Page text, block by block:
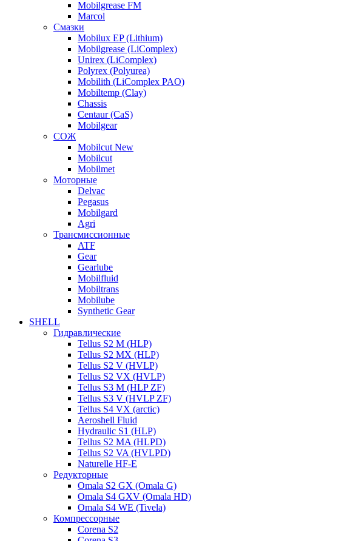
Mobilgrease FM
Marcol
Смазки
Mobilux EP (Lithium)
Mobilgrease (LiComplex)
Unirex (LiComplex)
Polyrex (Polyurea)
Mobilith (LiComplex PAO)
Mobiltemp (Clay)
Chassis
Centaur (CaS)
Mobilgear
СОЖ
Mobilcut New
Mobilcut
Mobilmet
Моторные
Delvac
Pegasus
Mobilgard
Agri
Трансмиссионные
ATF
Gear
Gearlube
Mobilfluid
Mobiltrans
Mobilube
Synthetic Gear
SHELL
Гидравлические
Tellus S2 M (HLP)
Tellus S2 MХ (HLP)
Tellus S2 V (HVLP)
Tellus S2 VX (HVLP)
Tellus S3 M (HLP ZF)
Tellus S3 V (HVLP ZF)
Tellus S4 VX (arctic)
Aeroshell Fluid
Hydraulic S1 (HLP)
Tellus S2 MA (HLPD)
Tellus S2 VA (HVLPD)
Naturelle HF-E
Редукторные
Omala S2 GX (Omala G)
Omala S4 GXV (Omala HD)
Omala S4 WE (Tivela)
Компрессорные
Corena S2